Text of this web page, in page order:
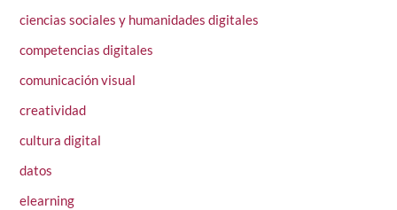
ciencias sociales y humanidades digitales
competencias digitales
comunicación visual
creatividad
cultura digital
datos
elearning